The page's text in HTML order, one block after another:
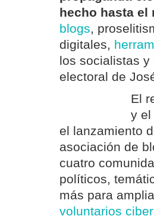
hecho hasta el
blogs,
digitales,
los socialistas y
electoral de
El
y el
el lanzamiento
asociación de
cuatro
políticos,
más para
voluntarios